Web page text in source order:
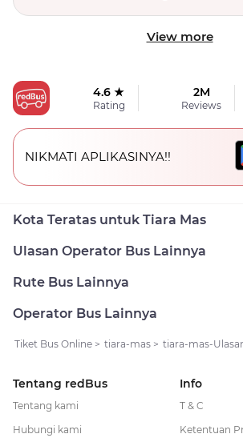
View more
4.6 ★
Rating
2M
Reviews
NIKMATI APLIKASINYA!!
Kota Teratas untuk Tiara Mas
Ulasan Operator Bus Lainnya
Rute Bus Lainnya
Operator Bus Lainnya
Tiket Bus Online > tiara-mas > tiara-mas-
Tentang redBus
Tentang kami
Hubungi kami
Info
T & C
Ketentuan